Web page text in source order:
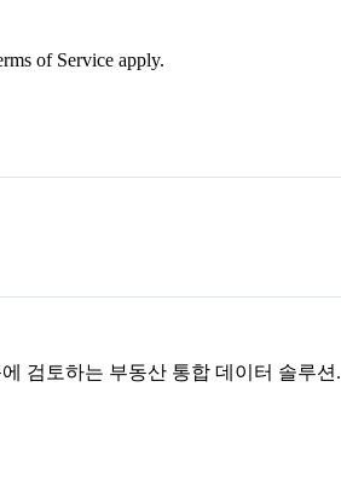
of Service apply.
검토하는 부동산 통합 데이터 솔루션.